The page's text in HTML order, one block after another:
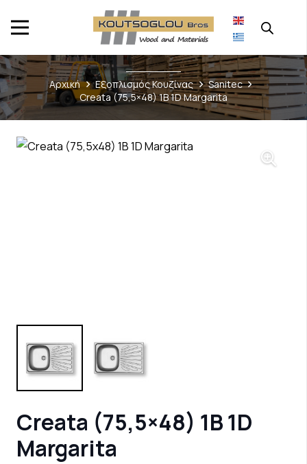
Αρχική Εξοπλισμός Κουζίνας
Sanitec
Creata (75,5×48) 1B 1D Margarita
Creata (75,5×48) 1B 1D
Margarita